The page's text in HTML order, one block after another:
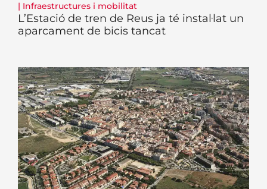
| Infraestructures i mobilitat
L’Estació de tren de Reus ja té instal·lat un
aparcament de bicis tancat